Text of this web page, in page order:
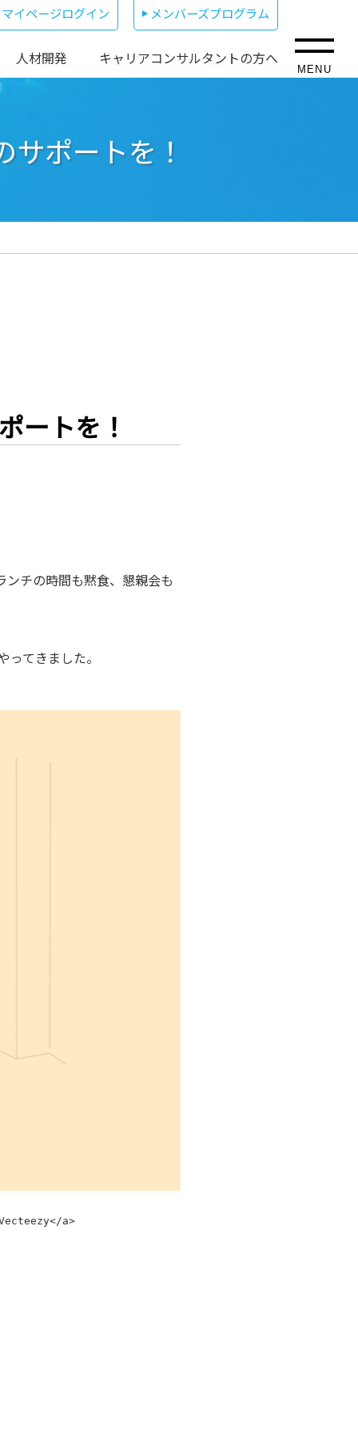
マイページログイン メンバーズプログラム
人材開発 キャリアコンサルタントの方へ
MENU
ポートを！
ートを！
ンチの時間も黙食、懇親会も
てきました。
a>